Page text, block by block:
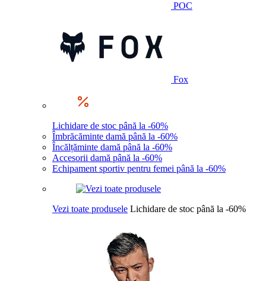
POC
Fox
Lichidare de stoc până la -60%
Îmbrăcăminte damă până la -60%
Încălțăminte damă până la -60%
Accesorii damă până la -60%
Echipament sportiv pentru femei până la -60%
Vezi toate produsele Lichidare de stoc până la -60%